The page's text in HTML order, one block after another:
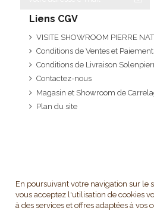
Liens CGV
VISITE SHOWROOM PIERRE
Conditions de Ventes et
Conditions de Livraison
Contactez-nous
Magasin et Showroom de
Plan du site
En poursuivant votre navigation sur le
vous acceptez l'utilisation de cookies
à des services et offres adaptées à vos